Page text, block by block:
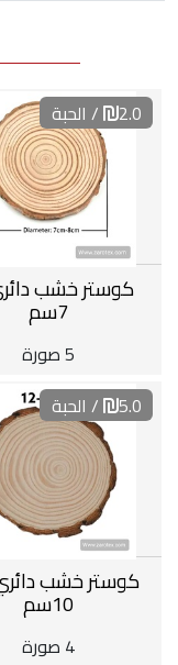
2.0 / الحبة
7سم
5 صورة
5.0 / الحبة
10سم
4 صورة